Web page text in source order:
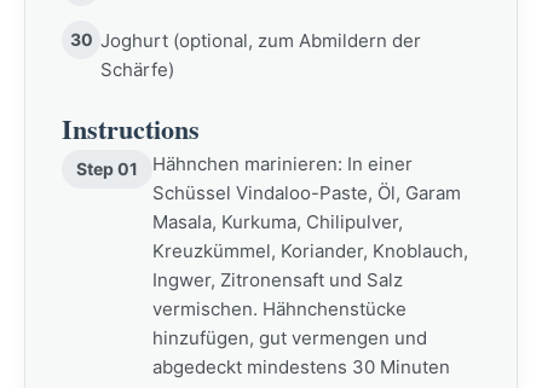
30 Joghurt (optional, zum Abmildern der
Schärfe)
Instructions
Step 01
Hähnchen marinieren: In einer
Schüssel Vindaloo-Paste, Öl, Garam
Masala, Kurkuma, Chilipulver,
Kreuzkümmel, Koriander, Knoblauch,
Ingwer, Zitronensaft und Salz
vermischen. Hähnchenstücke
hinzufügen, gut vermengen und
abgedeckt mindestens 30 Minuten